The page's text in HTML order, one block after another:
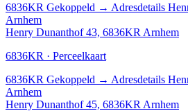
6836KR Gekoppeld → Adresdetails
Arnhem
Henry Dunanthof 43, 6836KR Arnhem
6836KR · Perceelkaart
6836KR Gekoppeld → Adresdetails
Arnhem
Henry Dunanthof 45, 6836KR Arnhem